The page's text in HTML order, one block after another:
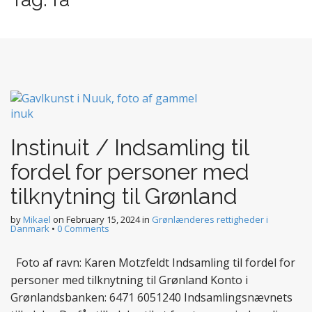
Instinuit / Indsamling til
fordel for personer med
tilknytning til Grønland
byMikael on February 15, 2024in Grønlænderes rettigheder i
Danmark • 0 Comments
Foto af ravn: Karen Motzfeldt Indsamling til fordel for
personer med tilknytning til Grønland Konto i
Grønlandsbanken: 6471 6051240 Indsamlingsnævnets